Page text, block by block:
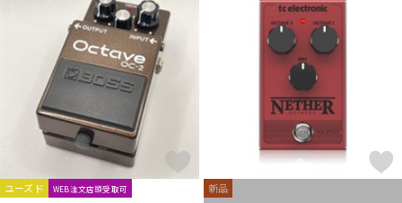
VeroCity Effects Pedals VERTEX
VitalAudio
VOCU VooDoo LAB
WALRUS AUDIO Wampler Pedals
weed
Westminster Effects
Wren and Cuff Creations
XAct Tone Solutions
Xvive
YUKI
Zahnrad by nature sound
ZOOM
ZT Amp
他
ユーズド WEB注文店頭受取可 新品